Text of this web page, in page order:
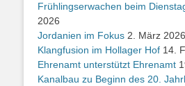
Frühlingserwachen beim
2026
Jordanien im Fokus 2. März 2026
Klangfusion im Hollager Hof 14.
Ehrenamt unterstützt Ehrenamt
Kanalbau zu Beginn des 20.